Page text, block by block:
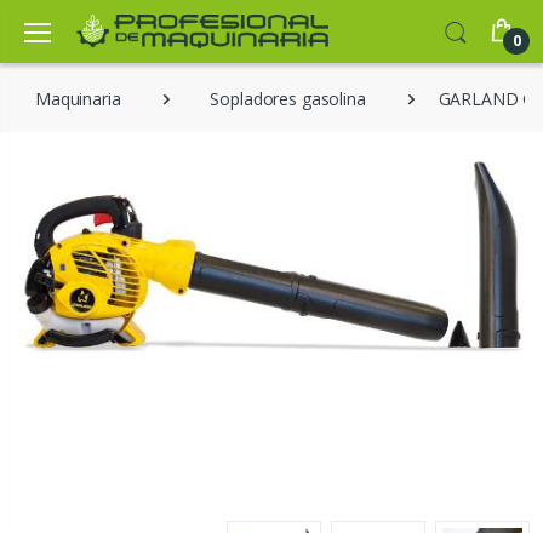
0
Maquinaria Sopladores gasolina GARLAND